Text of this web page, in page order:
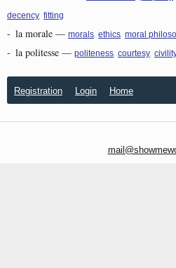
decency fitting
- la morale — morals ethics moral
- la politesse — politeness courtesy
Registration Login Home